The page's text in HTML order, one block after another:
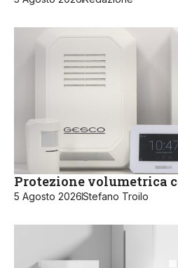
Protezione volumetrica
5 Agosto 2026Stefano Troilo